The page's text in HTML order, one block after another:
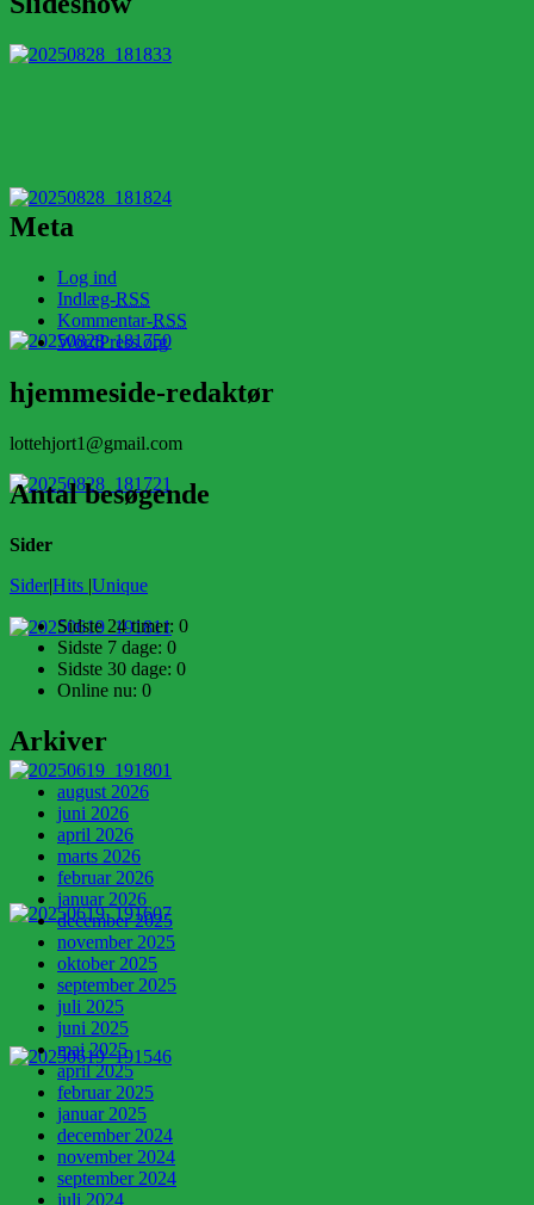
Meta
Log ind
Indlæg-RSS
Kommentar-RSS
WordPress.org
hjemmeside-redaktør
lottehjort1@gmail.com
Antal besøgende
Sider
Sider|Hits |Unique
Sidste 24 timer: 0
Sidste 7 dage: 0
Sidste 30 dage: 0
Online nu: 0
Arkiver
august 2026
juni 2026
april 2026
marts 2026
februar 2026
januar 2026
december 2025
november 2025
oktober 2025
september 2025
juli 2025
juni 2025
maj 2025
april 2025
februar 2025
januar 2025
december 2024
november 2024
september 2024
juli 2024